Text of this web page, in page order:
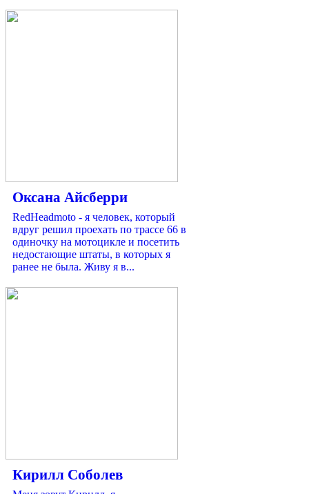
Оксана Айсберри
RedHeadmoto - я человек, который
вдруг решил проехать по трассе 66 в
одиночку на мотоцикле и посетить
недостающие штаты, в которых я
ранее не была. Живу я в...
Кирилл Соболев